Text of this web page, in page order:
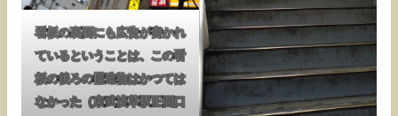
看板の裏面にも広告が書かれ
ているということは、この看
板の後ろの構造物はかつては
なかった（東武浅草駅正面口